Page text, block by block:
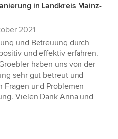
in Landkreis Mainz-
2021
und Betreuung durch
und effektiv erfahren.
haben uns von der
sehr gut betreut und
Fragen und Problemen
Vielen Dank Anna und